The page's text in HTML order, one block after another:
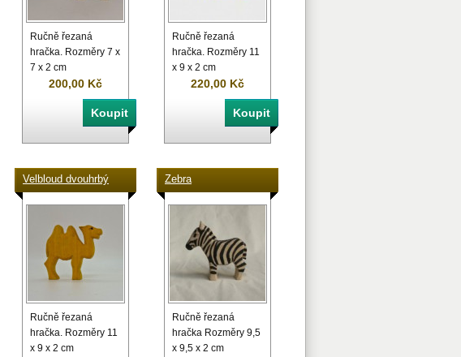
Ručně řezaná
hračka. Rozměry 7 x
7 x 2 cm
200,00 Kč
Ručně řezaná
hračka. Rozměry 11
x 9 x 2 cm
220,00 Kč
Velbloud dvouhrbý
Ručně řezaná
hračka. Rozměry 11
x 9 x 2 cm
Zebra
Ručně řezaná
hračka Rozměry 9,5
x 9,5 x 2 cm